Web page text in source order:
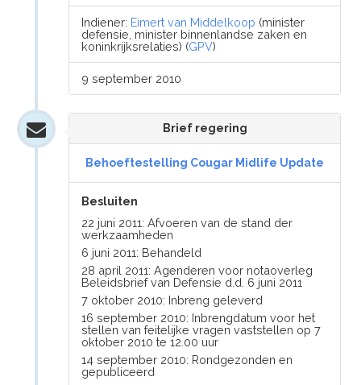
Indiener: Eimert van Middelkoop (minister
defensie, minister binnenlandse zaken en
koninkrijksrelaties) (GPV)
9 september 2010
Brief regering
Behoeftestelling Cougar Midlife Update
Besluiten
22 juni 2011: Afvoeren van de stand der
werkzaamheden
6 juni 2011: Behandeld
28 april 2011: Agenderen voor notaoverleg
Beleidsbrief van Defensie d.d. 6 juni 2011
7 oktober 2010: Inbreng geleverd
16 september 2010: Inbrengdatum voor het
stellen van feitelijke vragen vaststellen op 7
oktober 2010 te 12.00 uur
14 september 2010: Rondgezonden en
gepubliceerd